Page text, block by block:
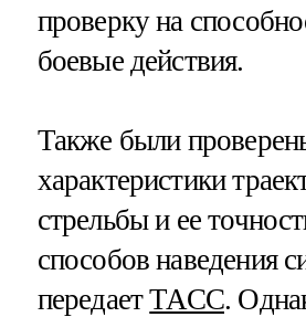
проверку на
боевые действия.
Также были
характеристики
стрельбы и ее
способов наведения
передаетТАСС.